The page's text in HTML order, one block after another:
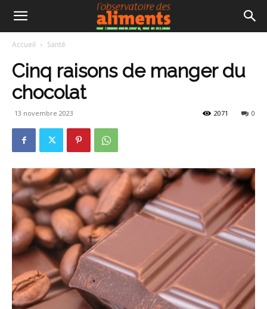
Accueil Santé
Cinq raisons de manger du
chocolat
13 novembre 2023 0
2071